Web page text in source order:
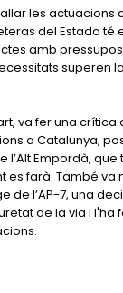
les actuacions
del Estado té
amb
superen
va fer una crítica
a Catalunya,
Empordà, que
es farà. També va
de l’AP-7, una
de la via i l'ha